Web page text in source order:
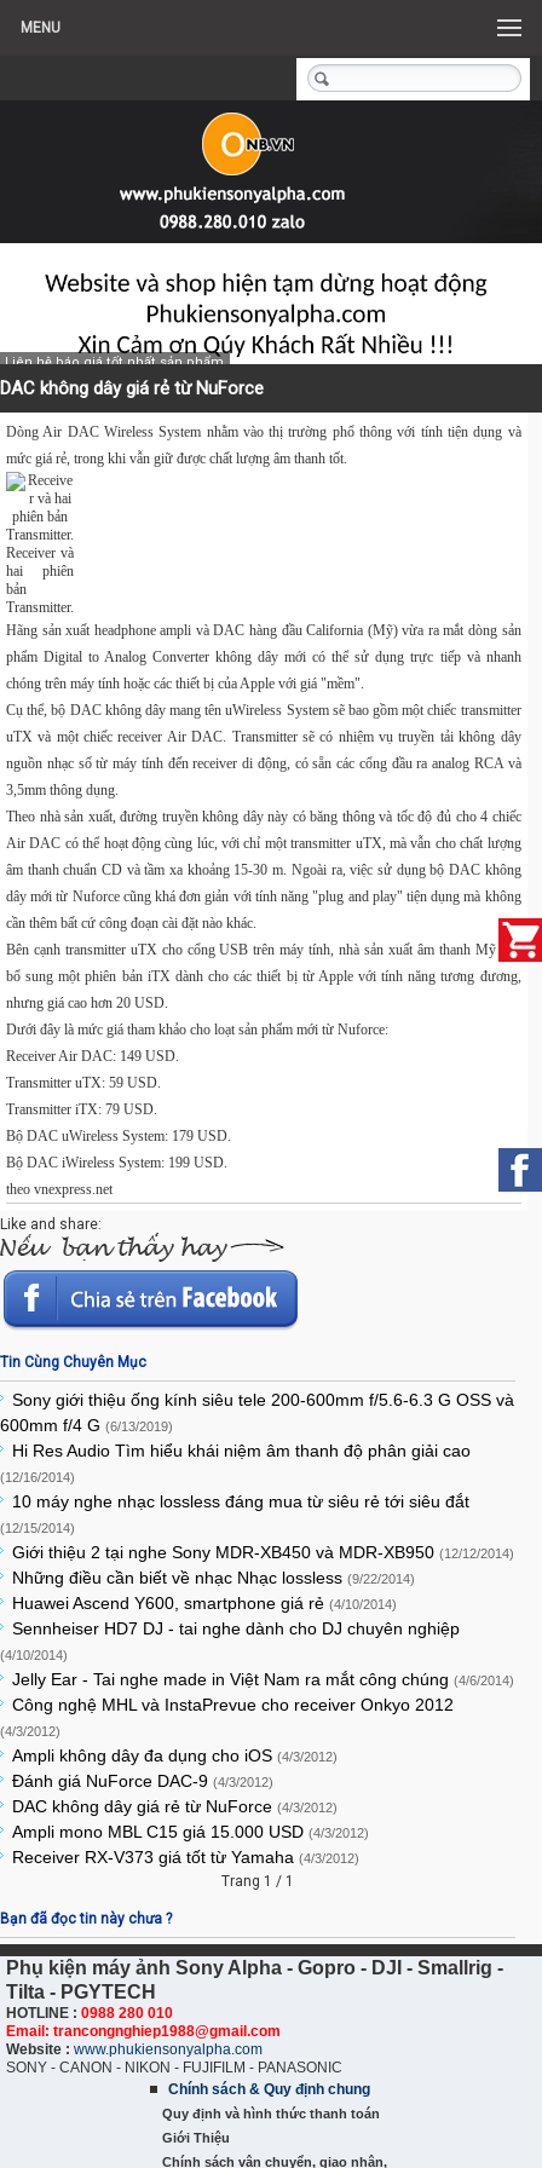
MENU
Liên hệ báo giá tốt nhất sản phẩm
DAC không dây giá rẻ từ NuForce
Dòng Air DAC Wireless System nhằm vào thị trường phổ thông với tính tiện dụng và
mức giá rẻ, trong khi vẫn giữ được chất lượng âm thanh tốt.
Receiver và
hai phiên
bản
Transmitter.
Hãng sản xuất headphone ampli và DAC hàng đầu California (Mỹ) vừa ra mắt dòng sản
phẩm Digital to Analog Converter không dây mới có thể sử dụng trực tiếp và nhanh
chóng trên máy tính hoặc các thiết bị của Apple với giá "mềm".
Cụ thể, bộ DAC không dây mang tên uWireless System sẽ bao gồm một chiếc transmitter
uTX và một chiếc receiver Air DAC. Transmitter sẽ có nhiệm vụ truyền tải không dây
nguồn nhạc số từ máy tính đến receiver di động, có sẵn các cổng đầu ra analog RCA và
3,5mm thông dụng.
Theo nhà sản xuất, đường truyền không dây này có băng thông và tốc độ đủ cho 4 chiếc
Air DAC có thể hoạt động cùng lúc, với chỉ một transmitter uTX, mà vẫn cho chất lượng
âm thanh chuẩn CD và tầm xa khoảng 15-30 m. Ngoài ra, việc sử dụng bộ DAC không
dây mới từ Nuforce cũng khá đơn giản với tính năng "plug and play" tiện dụng mà không
cần thêm bất cứ công đoạn cài đặt nào khác.
Bên cạnh transmitter uTX cho cổng USB trên máy tính, nhà sản xuất âm thanh Mỹ còn
bổ sung một phiên bản iTX dành cho các thiết bị từ Apple với tính năng tương đương,
nhưng giá cao hơn 20 USD.
Dưới đây là mức giá tham khảo cho loạt sản phẩm mới từ Nuforce:
Receiver Air DAC: 149 USD.
Transmitter uTX: 59 USD.
Transmitter iTX: 79 USD.
Bộ DAC uWireless System: 179 USD.
Bộ DAC iWireless System: 199 USD.
theo vnexpress.net
Like and share:
Tin Cùng Chuyên Mục
Sony giới thiệu ống kính siêu tele 200-600mm f/5.6-6.3 G OSS và
600mm f/4 G (6/13/2019)
Hi Res Audio Tìm hiểu khái niệm âm thanh độ phân giải cao
(12/16/2014)
10 máy nghe nhạc lossless đáng mua từ siêu rẻ tới siêu đắt
(12/15/2014)
Giới thiệu 2 tại nghe Sony MDR-XB450 và MDR-XB950 (12/12/2014)
Những điều cần biết về nhạc Nhạc lossless (9/22/2014)
Huawei Ascend Y600, smartphone giá rẻ (4/10/2014)
Sennheiser HD7 DJ - tai nghe dành cho DJ chuyên nghiệp
(4/10/2014)
Jelly Ear - Tai nghe made in Việt Nam ra mắt công chúng (4/6/2014)
Công nghệ MHL và InstaPrevue cho receiver Onkyo 2012
(4/3/2012)
Ampli không dây đa dụng cho iOS (4/3/2012)
Đánh giá NuForce DAC-9 (4/3/2012)
DAC không dây giá rẻ từ NuForce (4/3/2012)
Ampli mono MBL C15 giá 15.000 USD (4/3/2012)
Receiver RX-V373 giá tốt từ Yamaha (4/3/2012)
Trang 1 / 1
Bạn đã đọc tin này chưa ?
Phụ kiện máy ảnh Sony Alpha - Gopro - DJI - Smallrig -
Tilta - PGYTECH
HOTLINE : 0988 280 010
Email: trancongnghiep1988@gmail.com
Website : www.phukiensonyalpha.com
SONY - CANON - NIKON - FUJIFILM - PANASONIC
Chính sách & Quy định chung
Quy định và hình thức thanh toán
Giới Thiệu
Chính sách vận chuyển, giao nhận,